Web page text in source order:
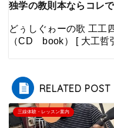
独学の教則本ならコレで
どぅしぐゎーの歌 工工
（CD book） [ 大工哲
RELATED POST
三線体験・レッスン案内